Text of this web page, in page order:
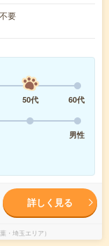
要
50代
60代
男性
詳しく見る
・埼玉エリア）